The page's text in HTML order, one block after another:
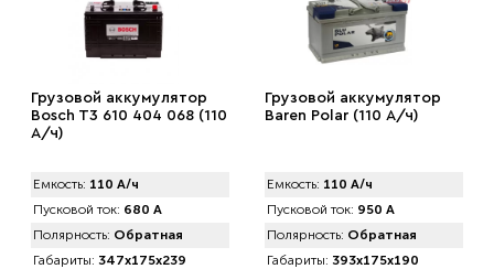
Грузовой аккумулятор
Bosch T3 610 404 068 (110
А/ч)
Емкость: 110 А/ч
Пусковой ток: 680 А
Полярность: Обратная
Габариты: 347x175x239
Грузовой аккумулятор
Baren Polar (110 А/ч)
Емкость: 110 А/ч
Пусковой ток: 950 А
Полярность: Обратная
Габариты: 393x175x190